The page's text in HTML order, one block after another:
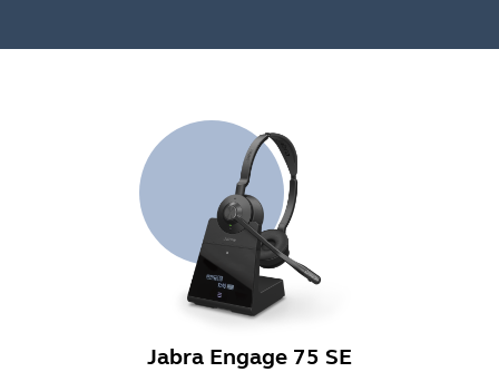
Jabra Engage 75 SE